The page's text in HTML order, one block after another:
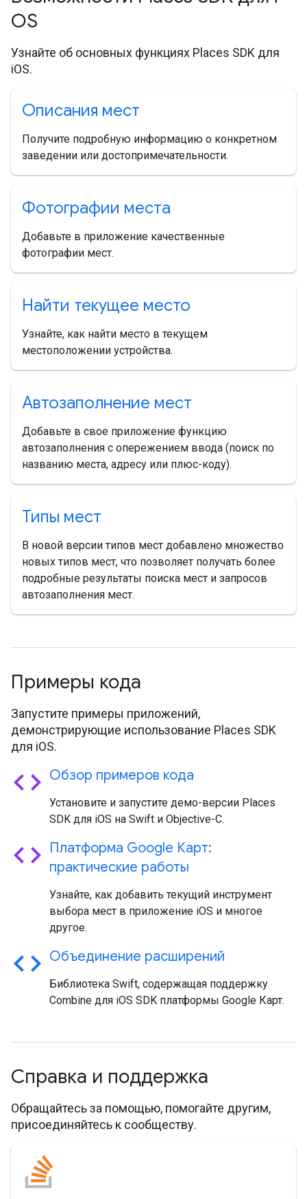
OS
Узнайте об основных функциях Places SDK для
iOS.
Описания мест
Получите подробную информацию о конкретном
заведении или достопримечательности.
Фотографии места
Добавьте в приложение качественные
фотографии мест.
Найти текущее место
Узнайте, как найти место в текущем
местоположении устройства.
Автозаполнение мест
Добавьте в свое приложение функцию
автозаполнения с опережением ввода (поиск по
названию места, адресу или плюс-коду).
Типы мест
В новой версии типов мест добавлено множество
новых типов мест, что позволяет получать более
подробные результаты поиска мест и запросов
автозаполнения мест.
Примеры кода
Запустите примеры приложений,
демонстрирующие использование Places SDK
для iOS.
code Обзор примеров кода
Установите и запустите демо-версии Places
SDK для iOS на Swift и Objective-C.
code Платформа Google Карт:
практические работы
Узнайте, как добавить текущий инструмент
выбора мест в приложение iOS и многое
другое.
code Объединение расширений
Библиотека Swift, содержащая поддержку
Combine для iOS SDK платформы Google Карт.
Справка и поддержка
Обращайтесь за помощью, помогайте другим,
присоединяйтесь к сообществу.